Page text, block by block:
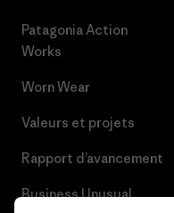
Patagonia Action
Works
Worn Wear
Valeurs et projets
Rapport d’avancement
Business Unusual